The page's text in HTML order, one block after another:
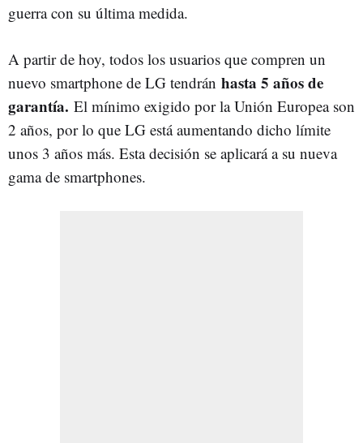
guerra con su última medida.
A partir de hoy, todos los usuarios que compren un
nuevo smartphone de LG tendrán hasta 5 años de
garantía. El mínimo exigido por la Unión Europea son
2 años, por lo que LG está aumentando dicho límite
unos 3 años más. Esta decisión se aplicará a su nueva
gama de smartphones.